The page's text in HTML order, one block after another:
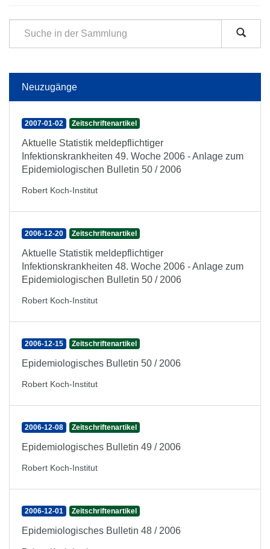
Neuzugänge
2007-01-02 Zeitschriftenartikel
Aktuelle Statistik meldepflichtiger
Infektionskrankheiten 49. Woche 2006 - Anlage zum
Epidemiologischen Bulletin 50 / 2006
Robert Koch-Institut
2006-12-20 Zeitschriftenartikel
Aktuelle Statistik meldepflichtiger
Infektionskrankheiten 48. Woche 2006 - Anlage zum
Epidemiologischen Bulletin 50 / 2006
Robert Koch-Institut
2006-12-15 Zeitschriftenartikel
Epidemiologisches Bulletin 50 / 2006
Robert Koch-Institut
2006-12-08 Zeitschriftenartikel
Epidemiologisches Bulletin 49 / 2006
Robert Koch-Institut
2006-12-01 Zeitschriftenartikel
Epidemiologisches Bulletin 48 / 2006